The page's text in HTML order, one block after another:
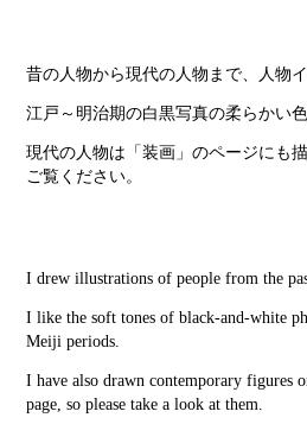
昔の人物から現代の人物まで、人物
江戸～明治期の白黒写真の柔らかい
現代の人物は「装画」のページにも
ご覧ください。
I drew illustrations of people from the
I like the soft tones of black-and-white
Meiji periods.
I have also drawn contemporary figures
page, so please take a look at them.